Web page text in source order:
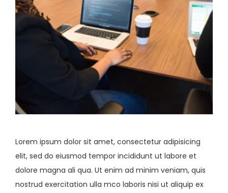
Lorem ipsum dolor sit amet, consectetur adipisicing
elit, sed do eiusmod tempor incididunt ut labore et
dolore magna ali qua. Ut enim ad minim veniam, quis
nostrud exercitation ulla mco laboris nisi ut aliquip ex